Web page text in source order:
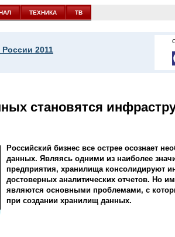
новых условиях
ТЕХНИКА ТВ
России 2011
становятся
Российский бизнес все острее осознает
данных. Являясь одними из наиболее
предприятия, хранилища консолидируют
достоверных аналитических отчетов. Но
являются основными проблемами, с
при создании хранилищ данных.